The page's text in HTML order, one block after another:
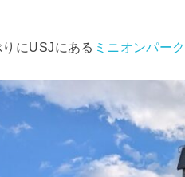
にUSJにある ミニオンパーク